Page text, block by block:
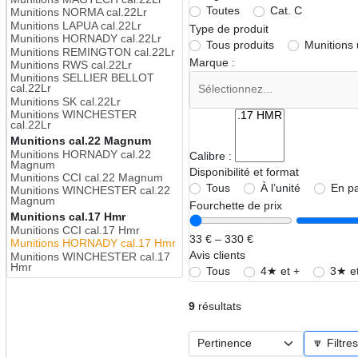
Munitions NORMA cal.22Lr
Munitions LAPUA cal.22Lr
Munitions HORNADY cal.22Lr
Munitions REMINGTON cal.22Lr
Munitions RWS cal.22Lr
Munitions SELLIER BELLOT
cal.22Lr
Munitions SK cal.22Lr
Munitions WINCHESTER
cal.22Lr
Munitions cal.22 Magnum
Munitions HORNADY cal.22
Magnum
Munitions CCI cal.22 Magnum
Munitions WINCHESTER cal.22
Magnum
Munitions cal.17 Hmr
Munitions CCI cal.17 Hmr
Munitions HORNADY cal.17 Hmr
Munitions WINCHESTER cal.17
Hmr
Toutes
Cat. C
Type de produit
Tous produits
Munitions
Marque :
Calibre :
Disponibilité et format
Tous
À l’unité
En
Fourchette de prix
33 € – 330 €
Avis clients
Tous
4★ et + 3★
9 résultats
🔽 Filtres